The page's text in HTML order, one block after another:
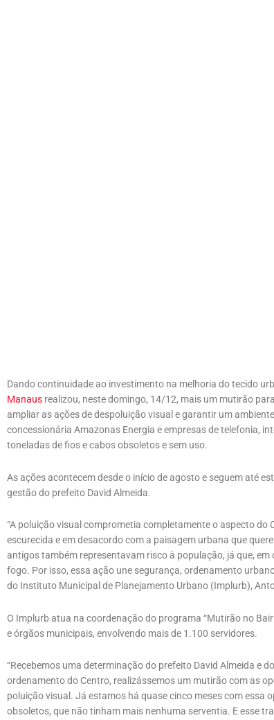
Dando continuidade ao investimento na melhoria do tecido
Manaus realizou, neste domingo, 14/12, mais um mutirão
ampliar as ações de despoluição visual e garantir um
concessionária Amazonas Energia e empresas de telefonia,
toneladas de fios e cabos obsoletos e sem uso.
As ações acontecem desde o início de agosto e seguem até
gestão do prefeito David Almeida.
“A poluição visual comprometia completamente o aspecto do
escurecida e em desacordo com a paisagem urbana que
antigos também representavam risco à população, já que,
fogo. Por isso, essa ação une segurança, ordenamento
do Instituto Municipal de Planejamento Urbano (Implurb),
O Implurb atua na coordenação do programa “Mutirão no
e órgãos municipais, envolvendo mais de 1.100 servidores.
“Recebemos uma determinação do prefeito David Almeida e
ordenamento do Centro, realizássemos um mutirão com as
poluição visual. Já estamos há quase cinco meses com essa
obsoletos, que não tinham mais nenhuma serventia. E esse